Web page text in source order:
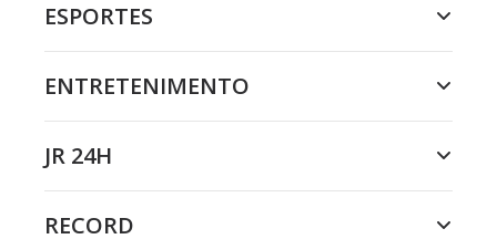
ESPORTES
ENTRETENIMENTO
JR 24H
RECORD